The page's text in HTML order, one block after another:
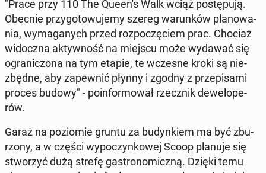
"Prace przy 110 The Queen's Walk wciąż po­stę­pu­ją.
Obecnie przy­go­to­wu­je­my szereg wa­run­ków pla­no­wa­
nia, wy­ma­ga­nych przed roz­po­czę­ciem prac. Chociaż
wi­docz­na ak­tyw­ność na miejscu może wydawać się
ogra­ni­czo­na na tym etapie, te wczesne kroki są nie­
zbęd­ne, aby za­pew­nić płynny i zgodny z prze­pi­sa­mi
proces budowy" - po­in­for­mo­wał rzecz­nik de­we­lo­pe­
rów.
Garaż na po­zio­mie gruntu za bu­dyn­kiem ma być zbu­
rzo­ny, a w części wy­po­czyn­ko­wej Scoop planuje się
stwo­rzyć dużą strefę ga­stro­no­micz­ną. Dzięki temu